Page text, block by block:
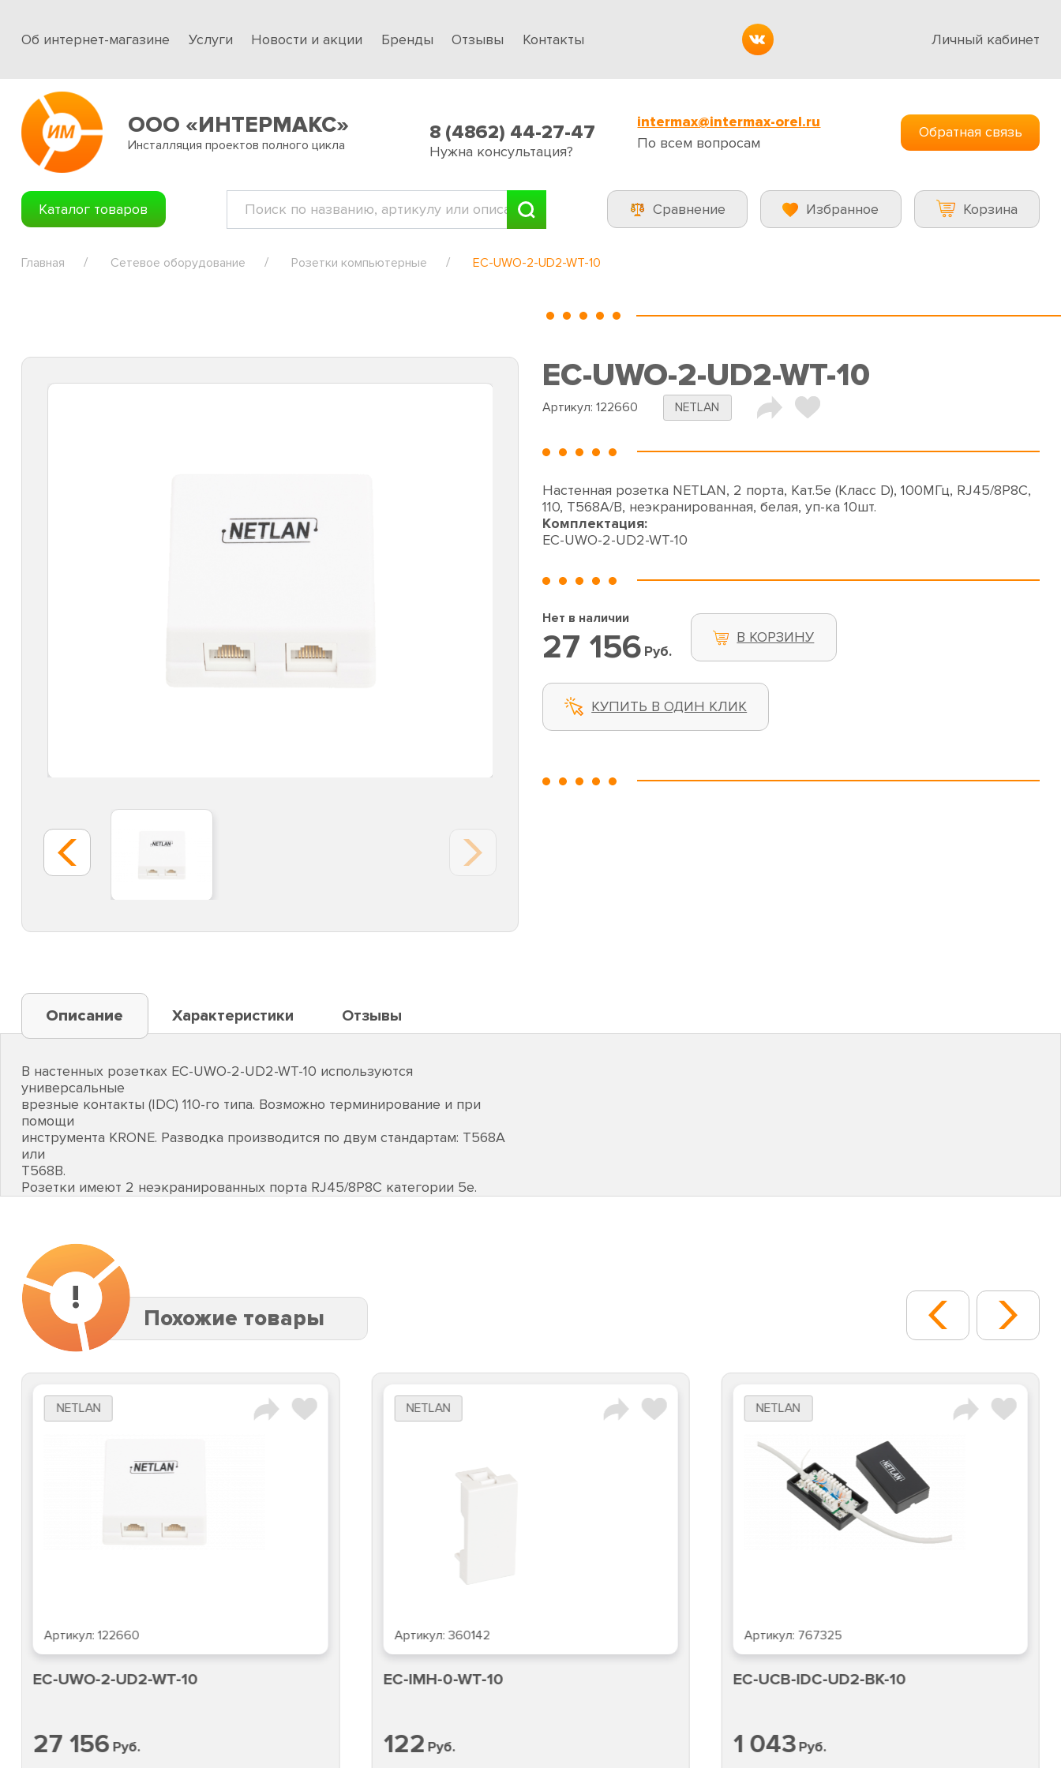
Об интернет-магазине Услуги Новости и акции Бренды Отзывы Контакты Личный кабинет
ООО «ИНТЕРМАКС»
Инсталляция проектов полного цикла
8 (4862) 44-27-47
Нужна консультация?
intermax@intermax-orel.ru
По всем вопросам
Обратная связь
Каталог товаров Сравнение Избранное Корзина
Главная Сетевое оборудование Розетки компьютерные EC-UWO-2-UD2-WT-10
EC-UWO-2-UD2-WT-10
Артикул: 122660 NETLAN
Настенная розетка NETLAN, 2 порта, Кат.5e (Класс D), 100МГц, RJ45/8P8C,
110, T568A/B, неэкранированная, белая, уп-ка 10шт.
Комплектация:
EC-UWO-2-UD2-WT-10
Нет в наличии
27 156 Руб.
В КОРЗИНУ
КУПИТЬ В ОДИН КЛИК
Описание Характеристики Отзывы
В настенных розетках EC-UWO-2-UD2-WT-10 используются
универсальные
врезные контакты (IDC) 110-го типа. Возможно терминирование и при
помощи
инструмента KRONE. Разводка производится по двум стандартам: T568A
или
T568B.
Розетки имеют 2 неэкранированных порта RJ45/8P8C категории 5е.
!
Похожие товары
NETLAN
Артикул: 122660
EC-UWO-2-UD2-WT-10
27 156Руб.
NETLAN
Артикул:360142
EC-IMH-0-WT-10
122 Руб.
NETLAN
Артикул: 767325
EC-UCB-IDC-UD2-BK-10
1 043Руб.